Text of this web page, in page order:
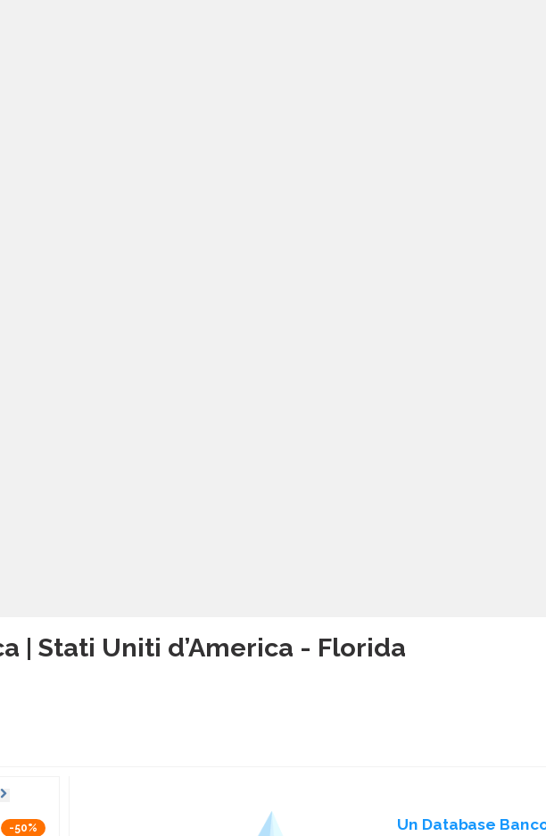
| Stati Uniti d’America - Florida
-50% Un Database